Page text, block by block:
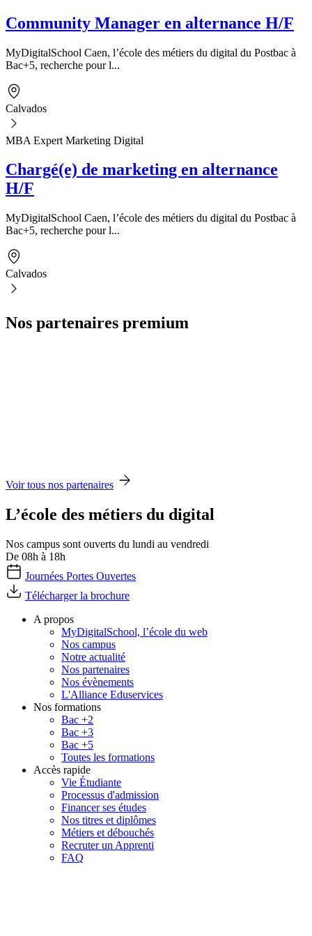
Community Manager en alternance H/F
MyDigitalSchool Caen, l’école des métiers du digital du Postbac à
Bac+5, recherche pour l...
Calvados
MBA Expert Marketing Digital
Chargé(e) de marketing en alternance
H/F
MyDigitalSchool Caen, l’école des métiers du digital du Postbac à
Bac+5, recherche pour l...
Calvados
Nos partenaires premium
Voir tous nos partenaires
L’école des métiers du digital
Nos campus sont ouverts du lundi au vendredi
De 08h à 18h
Journées Portes Ouvertes
Télécharger la brochure
A propos
MyDigitalSchool, l’école du web
Nos campus
Notre actualité
Nos partenaires
Nos évènements
L'Alliance Eduservices
Nos formations
Bac +2
Bac +3
Bac +5
Toutes les formations
Accès rapide
Vie Étudiante
Processus d'admission
Financer ses études
Nos titres et diplômes
Métiers et débouchés
Recruter un Apprenti
FAQ